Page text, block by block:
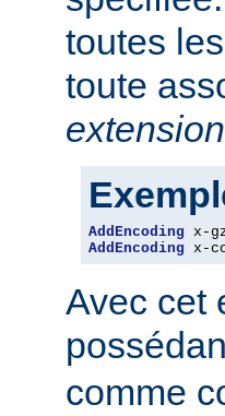
toutes
toute
extension
AddEncoding x-
AddEncoding x-
Avec cet
comme